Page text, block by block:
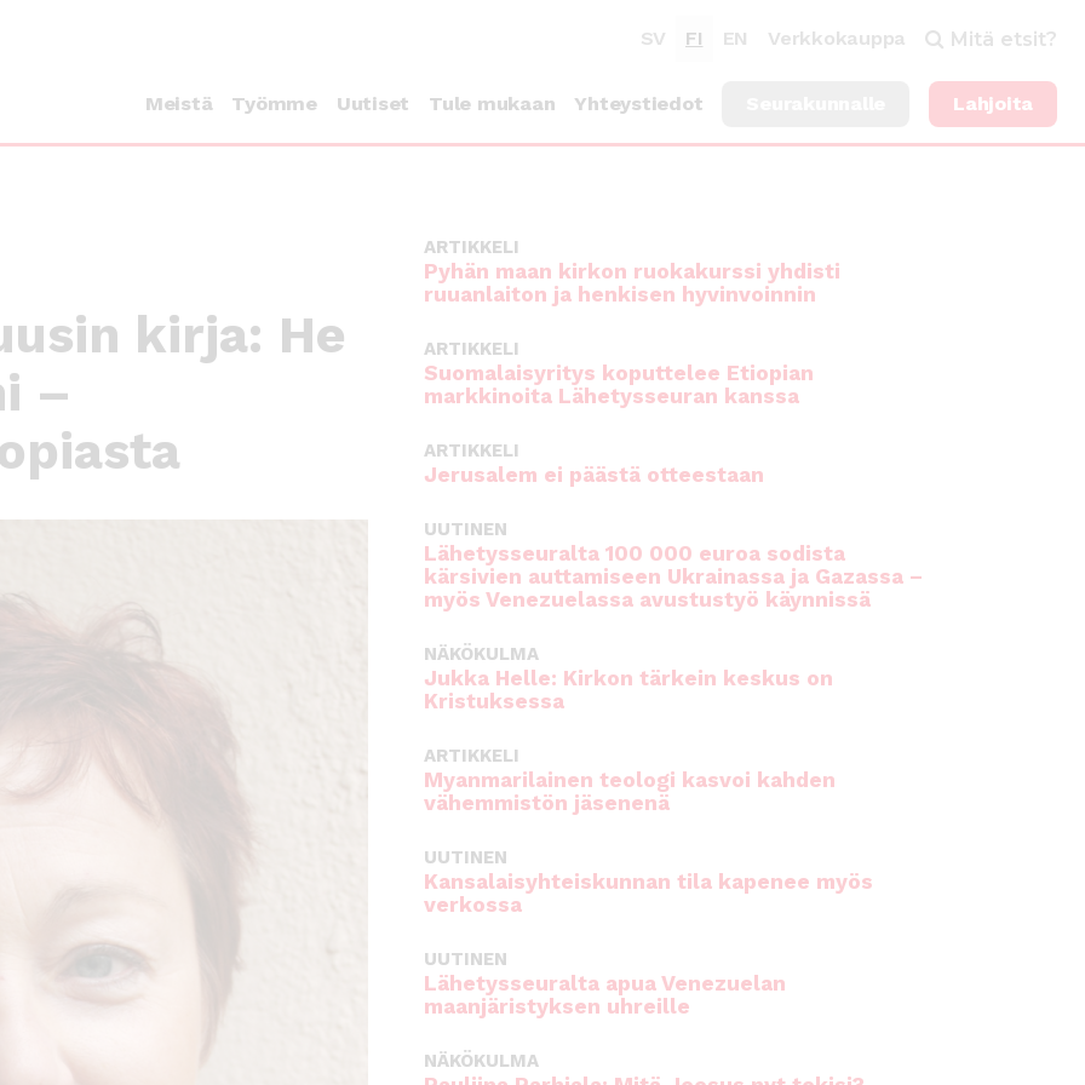
SV FI EN Verkkokauppa Mitä etsit?
Meistä Työmme Uutiset Tule mukaan Yhteystiedot Lahjoita
kirja: He
–
ARTIKKELI
Pyhän maan kirkon ruokakurssi yhdisti
ruuanlaiton ja henkisen hyvinvoinnin
ARTIKKELI
Suomalaisyritys koputtelee Etiopian
markkinoita Lähetysseuran kanssa
ARTIKKELI
Jerusalem ei päästä otteestaan
UUTINEN
Lähetysseuralta 100 000 euroa sodista
kärsivien auttamiseen Ukrainassa ja Gazassa –
myös Venezuelassa avustustyö käynnissä
NÄKÖKULMA
Jukka Helle: Kirkon tärkein keskus on
Kristuksessa
ARTIKKELI
Myanmarilainen teologi kasvoi kahden
vähemmistön jäsenenä
UUTINEN
Kansalaisyhteiskunnan tila kapenee myös
verkossa
UUTINEN
Lähetysseuralta apua Venezuelan
maanjäristyksen uhreille
NÄKÖKULMA